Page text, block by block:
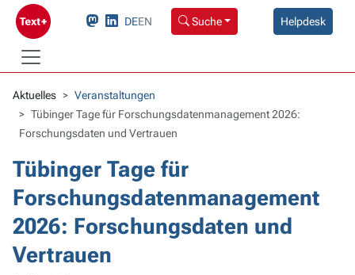
DEEN Suche Helpdesk
Aktuelles
Veranstaltungen
Tübinger Tage für Forschungsdatenmanagement 2026:
Forschungsdaten und Vertrauen
Tübinger Tage für
Forschungsdatenmanagement
2026: Forschungsdaten und
Vertrauen